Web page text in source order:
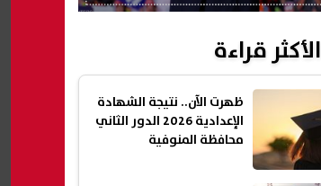
الأكثر قراءة
ظهرت الآن.. نتيجة الشهادة
الإعدادية 2026 الدور الثاني
محافظة المنوفية